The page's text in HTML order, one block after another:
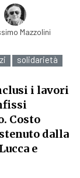
Mazzolini
solidarietà
i lavori
Costo
dalla
e